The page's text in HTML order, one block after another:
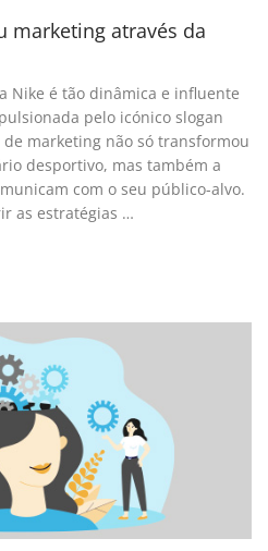
marketing através da
Nike é tão dinâmica e influente
pelo icónico slogan
de marketing não só transformou
desportivo, mas também a
com o seu público-alvo.
as estratégias …